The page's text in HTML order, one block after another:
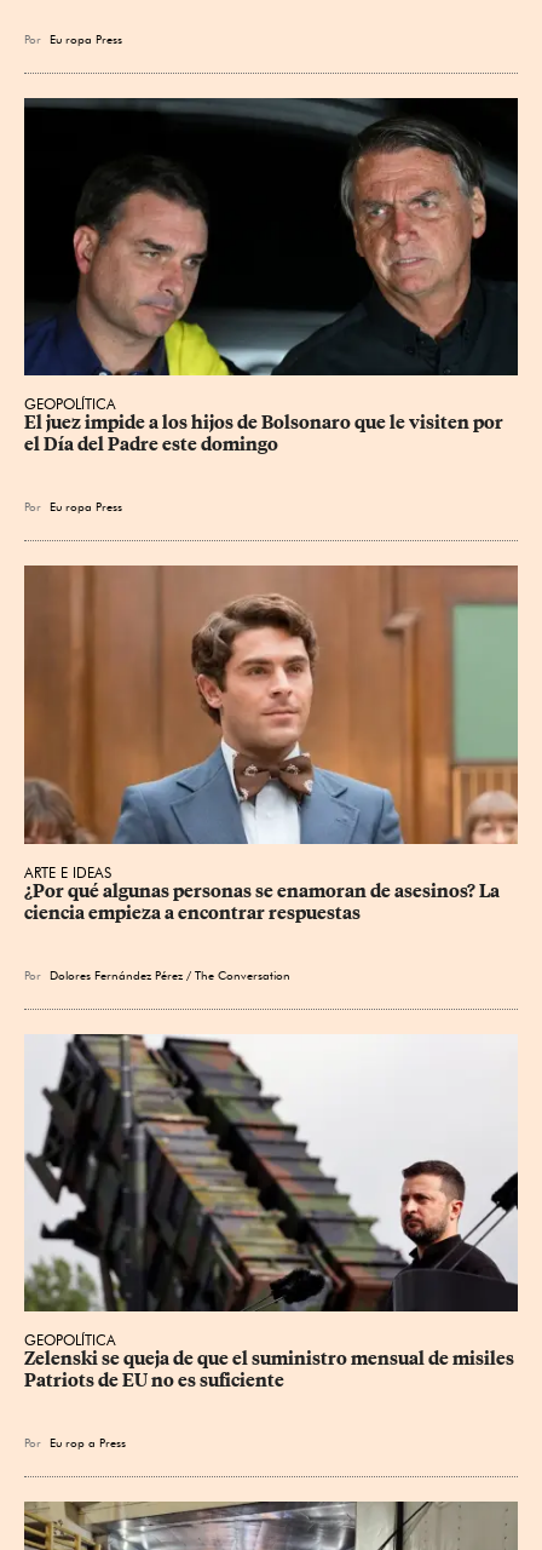
Por Eu ropa Press
GEOPOLÍTICA
El juez impide a los hijos de Bolsonaro que le visiten por
el Día del Padre este domingo
Por Eu ropa Press
ARTE E IDEAS
¿Por qué algunas personas se enamoran de asesinos? La
ciencia empieza a encontrar respuestas
Por Dolores Fernández Pérez / The Conversation
GEOPOLÍTICA
Zelenski se queja de que el suministro mensual de misiles
Patriots de EU no es suficiente
Por Eu rop a Press